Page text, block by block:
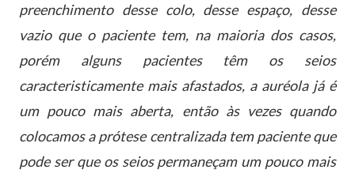
preenchimento desse colo, desse espaço, desse
vazio que o paciente tem, na maioria dos casos,
porém alguns pacientes têm os seios
caracteristicamente mais afastados, a auréola já é
um pouco mais aberta, então às vezes quando
colocamos a prótese centralizada tem paciente que
pode ser que os seios permaneçam um pouco mais